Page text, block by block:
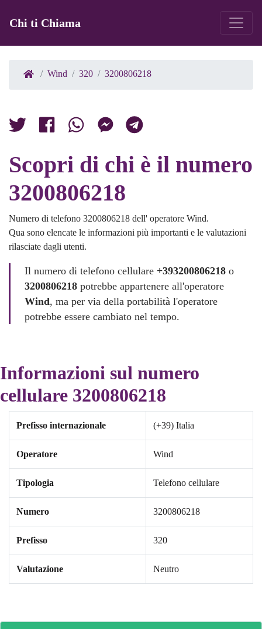
Chi ti Chiama
Wind 320 3200806218
Scopri di chi è il numero
3200806218
Numero di telefono 3200806218 dell' operatore Wind.
Qua sono elencate le informazioni più importanti e le valutazioni
rilasciate dagli utenti.
Il numero di telefono cellulare +393200806218 o
3200806218 potrebbe appartenere all'operatore
Wind, ma per via della portabilità l'operatore
potrebbe essere cambiato nel tempo.
Informazioni sul numero
cellulare 3200806218
Prefisso internazionale (+39) Italia
Operatore Wind
Tipologia Telefono cellulare
Numero 3200806218
Prefisso 320
Valutazione Neutro